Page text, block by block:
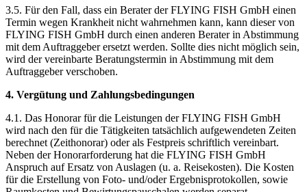
3.5. Für den Fall, dass ein Berater der FLYING FISH GmbH einen
Termin wegen Krankheit nicht wahrnehmen kann, kann dieser von
FLYING FISH GmbH durch einen anderen Berater in Abstimmung
mit dem Auftraggeber ersetzt werden. Sollte dies nicht möglich sein,
wird der vereinbarte Beratungstermin in Abstimmung mit dem
Auftraggeber verschoben.
4. Vergütung und Zahlungsbedingungen
4.1. Das Honorar für die Leistungen der FLYING FISH GmbH
wird nach den für die Tätigkeiten tatsächlich aufgewendeten Zeiten
berechnet (Zeithonorar) oder als Festpreis schriftlich vereinbart.
Neben der Honorarforderung hat die FLYING FISH GmbH
Anspruch auf Ersatz von Auslagen (u. a. Reisekosten). Die Kosten
für die Erstellung von Foto- und/oder Ergebnisprotokollen, sowie